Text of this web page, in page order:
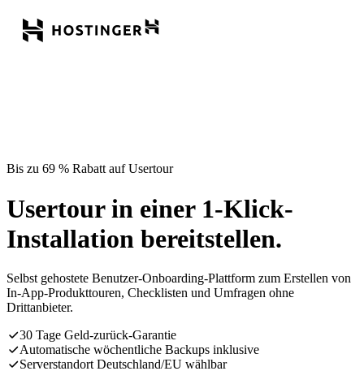
Bis zu 69 % Rabatt auf Usertour
Usertour in einer 1-Klick-
Installation bereitstellen.
Selbst gehostete Benutzer-Onboarding-Plattform zum Erstellen von
In-App-Produkttouren, Checklisten und Umfragen ohne
Drittanbieter.
30 Tage Geld-zurück-Garantie
Automatische wöchentliche Backups inklusive
Serverstandort Deutschland/EU wählbar